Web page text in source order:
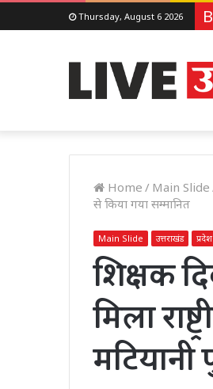
Thursday, August 6 2026
Home / Main Slide
से किया गया सम्मानित
Main Slide उत्तराखंड प्रदेश
शिक्षक
मिला